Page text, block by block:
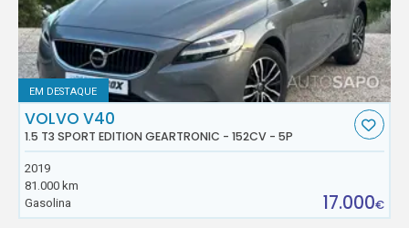
EM DESTAQUE
VOLVO V40
1.5 T3 SPORT EDITION GEARTRONIC - 152CV - 5P
2019
81.000 km
Gasolina
17.000€